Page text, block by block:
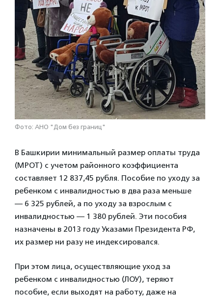
Фото: АНО "Дом без границ"
В Башкирии минимальный размер оплаты труда
(МРОТ) с учетом районного коэффициента
составляет 12 837,45 рубля. Пособие по уходу за
ребенком с инвалидностью в два раза меньше
— 6 325 рублей, а по уходу за взрослым с
инвалидностью — 1 380 рублей. Эти пособия
назначены в 2013 году Указами Президента РФ,
их размер ни разу не индексировался.
При этом лица, осуществляющие уход за
ребенком с инвалидностью (ЛОУ), теряют
пособие, если выходят на работу, даже на